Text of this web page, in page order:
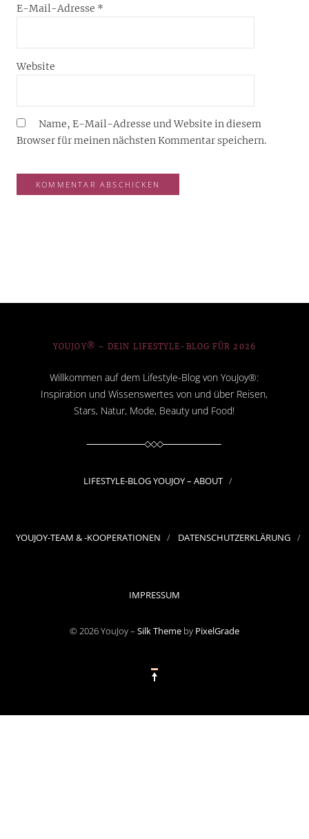
E-Mail-Adresse *
Website
Name, E-Mail-Adresse und Website in diesem
Browser für meinen nächsten Kommentar speichern.
YOUJOY® – DEIN LIFESTYLE-BLOG FÜR 2026
Willkommen auf dem Lifestyle-Blog von YouJoy®:
Inspiration und Wissenswertes von und über Reisen,
Stars, Natur, Mode, Beauty und Food!
LIFESTYLE-BLOG YOUJOY – ABOUT
YOUJOY-TEAM & -KOOPERATIONEN DATENSCHUTZERKLÄRUNG
IMPRESSUM
© 2026 YouJoy – Silk Theme by PixelGrade